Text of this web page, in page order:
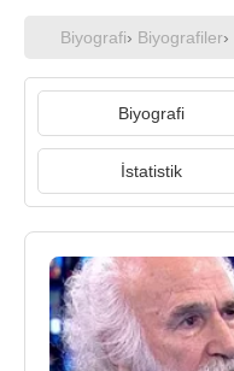
Biyografi› Biyografiler›
Biyografi
İstatistik